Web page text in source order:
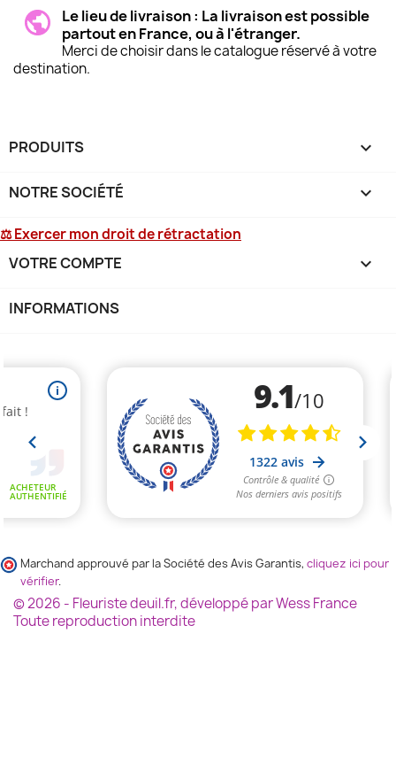
Le lieu de livraison : La livraison est possible
partout en France, ou à l'étranger.
Merci de choisir dans le catalogue réservé à votre
destination.
PRODUITS 
NOTRE SOCIÉTÉ 
⚖ Exercer mon droit de rétractation
VOTRE COMPTE 
INFORMATIONS
Marchand approuvé par la Société des Avis Garantis, cliquez ici pour
vérifier.
© 2026 - Fleuriste deuil.fr, développé par Wess France
Toute reproduction interdite